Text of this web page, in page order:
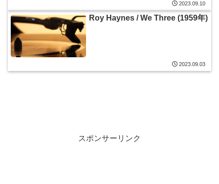
2023.09.10
Roy Haynes / We Three (1959年)
2023.09.03
スポンサーリンク